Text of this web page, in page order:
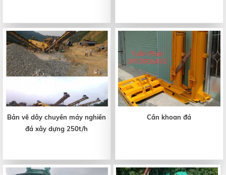
Bản vẽ dây chuyền máy nghiền
đá xây dựng 250t/h
Cần khoan đá